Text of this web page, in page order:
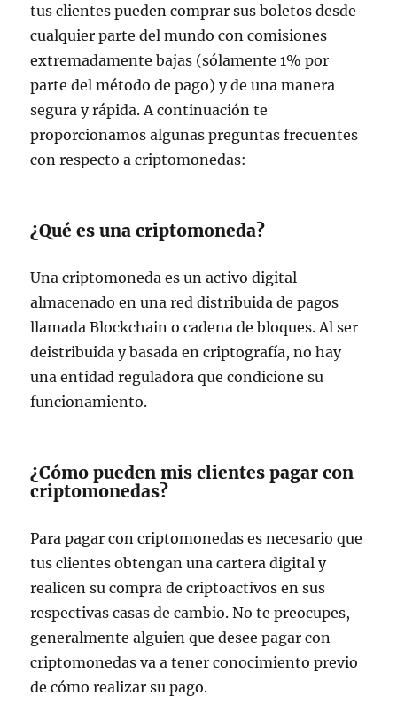
tus clientes pueden comprar sus boletos desde
cualquier parte del mundo con comisiones
extremadamente bajas (sólamente 1% por
parte del método de pago) y de una manera
segura y rápida. A continuación te
proporcionamos algunas preguntas frecuentes
con respecto a criptomonedas:
¿Qué es una criptomoneda?
Una criptomoneda es un activo digital
almacenado en una red distribuida de pagos
llamada Blockchain o cadena de bloques. Al ser
deistribuida y basada en criptografía, no hay
una entidad reguladora que condicione su
funcionamiento.
¿Cómo pueden mis clientes pagar con
criptomonedas?
Para pagar con criptomonedas es necesario que
tus clientes obtengan una cartera digital y
realicen su compra de criptoactivos en sus
respectivas casas de cambio. No te preocupes,
generalmente alguien que desee pagar con
criptomonedas va a tener conocimiento previo
de cómo realizar su pago.